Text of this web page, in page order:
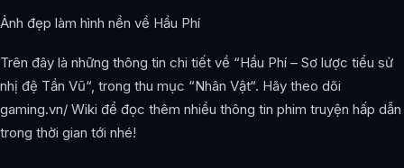
Ảnh đẹp làm hình nền về Hầu Phí
Trên đây là những thông tin chi tiết về “Hầu Phí – Sơ lược tiểu sử
nhị đệ Tần Vũ“, trong thu mục “Nhân Vật“. Hãy theo dõi
gaming.vn/ Wiki để đọc thêm nhiều thông tin phim truyện hấp dẫn
trong thời gian tới nhé!